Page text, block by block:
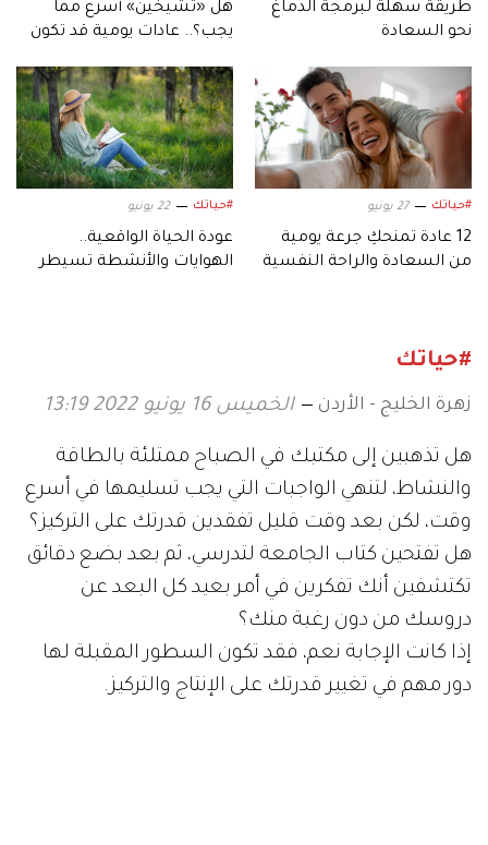
طريقة سهلة لبرمجة الدماغ
نحو السعادة
هل «تَشيخين» أسرع مما
يجب؟.. عادات يومية قد تكون
#حياتك 27 يونيو
12 عادة تمنحكِ جرعة يومية
من السعادة والراحة النفسية
#حياتك 22 يونيو
عودة الحياة الواقعية..
الهوايات والأنشطة تسيطر
#حياتك
زهرة الخليج - الأردن الخميس 16 يونيو 2022 13:19
هل تذهبين إلى مكتبك في الصباح ممتلئة بالطاقة
والنشاط، لتنهي الواجبات التي يجب تسليمها في أسرع
وقت، لكن بعد وقت قليل تفقدين قدرتك على التركيز؟
هل تفتحين كتاب الجامعة لتدرسي، ثم بعد بضع دقائق
تكتشفين أنك تفكرين في أمر بعيد كل البعد عن
دروسك من دون رغبة منك؟
إذا كانت الإجابة نعم، فقد تكون السطور المقبلة لها
دور مهم في تغيير قدرتك على الإنتاج والتركيز.